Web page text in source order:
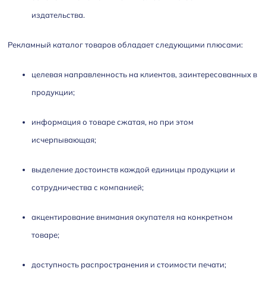
издательства.
Рекламный каталог товаров обладает следующими плюсами:
целевая направленность на клиентов, заинтересованных в
продукции;
информация о товаре сжатая, но при этом
исчерпывающая;
выделение достоинств каждой единицы продукции и
сотрудничества с компанией;
акцентирование внимания окупателя на конкретном
товаре;
доступность распространения и стоимости печати;